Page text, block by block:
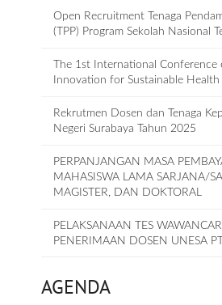
Open Recruitment Tenaga
(TPP) Program Sekolah Nasional
The 1st International Conference
Innovation for Sustainable
Rekrutmen Dosen dan Tenaga
Negeri Surabaya Tahun 2025
PERPANJANGAN MASA
MAHASISWA LAMA SARJANA/
MAGISTER, DAN DOKTORAL
PELAKSANAAN TES
PENERIMAAN DOSEN UNESA
AGENDA